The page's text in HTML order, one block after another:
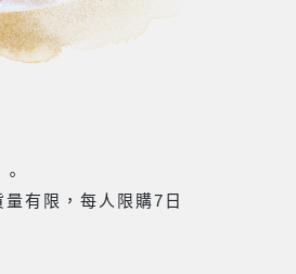
有限，每人限購7日